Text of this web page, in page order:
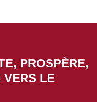
PROSPÈRE,
VERS LE